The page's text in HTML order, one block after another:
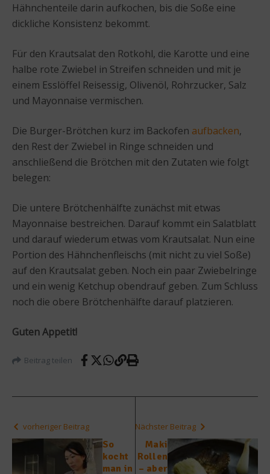
Hähnchenteile darin aufkochen, bis die Soße eine
dickliche Konsistenz bekommt.
Für den Krautsalat den Rotkohl, die Karotte und eine
halbe rote Zwiebel in Streifen schneiden und mit je
einem Esslöffel Reisessig, Olivenöl, Rohrzucker, Salz
und Mayonnaise vermischen.
Die Burger-Brötchen kurz im Backofen aufbacken,
den Rest der Zwiebel in Ringe schneiden und
anschließend die Brötchen mit den Zutaten wie folgt
belegen:
Die untere Brötchenhälfte zunächst mit etwas
Mayonnaise bestreichen. Darauf kommt ein Salatblatt
und darauf wiederum etwas vom Krautsalat. Nun eine
Portion des Hähnchenfleischs (mit nicht zu viel Soße)
auf den Krautsalat geben. Noch ein paar Zwiebelringe
und ein wenig Ketchup obendrauf geben. Zum Schluss
noch die obere Brötchenhälfte darauf platzieren.
Guten Appetit!
Beitrag teilen
vorheriger Beitrag
So
kocht
man in
Nächster Beitrag
Maki
Rollen
– aber